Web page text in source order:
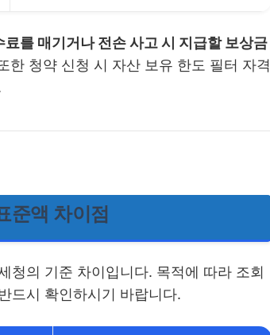
를 매기거나 전손 사고 시 지급할 보상금
한 청약 신청 시 자산 보유 한도 필터 자격
준액 차이점
청의 기준 차이입니다. 목적에 따라 조회
드시 확인하시기 바랍니다.